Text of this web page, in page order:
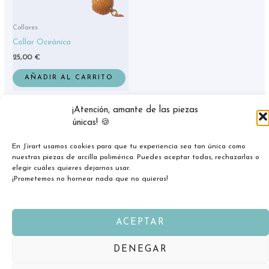
¡Atención, amante de las piezas
únicas! 🍪
En J’irart usamos cookies para que tu experiencia sea tan única como
nuestras piezas de arcilla polimérica. Puedes aceptar todas, rechazarlas o
elegir cuáles quieres dejarnos usar.
¡Prometemos no hornear nada que no quieras!
ACEPTAR
DENEGAR
Collares
Collar Oceánica
25,00 €
AÑADIR AL CARRITO
Copyright © 2026 jirart.com